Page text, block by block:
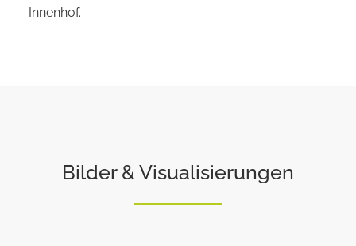
Innenhof.
Bilder & Visualisierungen